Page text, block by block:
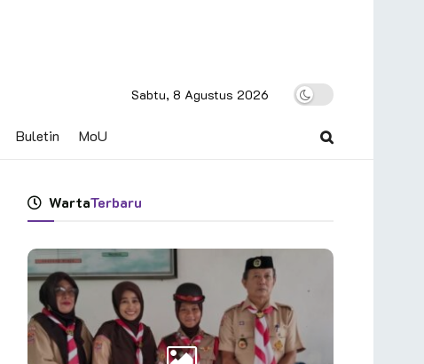
Sabtu, 8 Agustus 2026
Buletin MoU
WartaTerbaru